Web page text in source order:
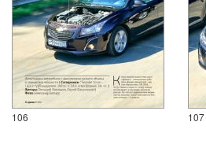
106 107